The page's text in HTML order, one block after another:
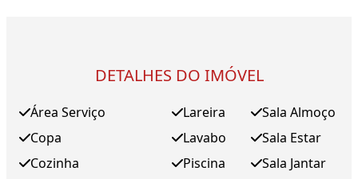
DETALHES DO IMÓVEL
Área Serviço
Copa
Cozinha
Lareira
Lavabo
Piscina
Sala Almoço
Sala Estar
Sala Jantar